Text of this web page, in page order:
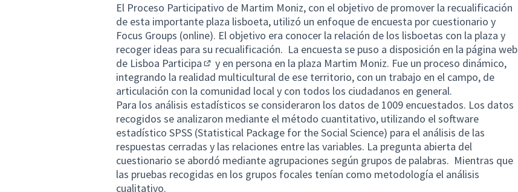
El Proceso Participativo de Martim Moniz, con el objetivo de promover la recualificación
de esta importante plaza lisboeta, utilizó un enfoque de encuesta por cuestionario y
Focus Groups (online). El objetivo era conocer la relación de los lisboetas con la plaza y
recoger ideas para su recualificación. La encuesta se puso a disposición en la página web
de Lisboa Participa
(Enlace externo)
y en persona en la plaza Martim Moniz. Fue un proceso dinámico,
integrando la realidad multicultural de ese territorio, con un trabajo en el campo, de
articulación con la comunidad local y con todos los ciudadanos en general.
Para los análisis estadísticos se consideraron los datos de 1009 encuestados. Los datos
recogidos se analizaron mediante el método cuantitativo, utilizando el software
estadístico SPSS (Statistical Package for the Social Science) para el análisis de las
respuestas cerradas y las relaciones entre las variables. La pregunta abierta del
cuestionario se abordó mediante agrupaciones según grupos de palabras. Mientras que
las pruebas recogidas en los grupos focales tenían como metodología el análisis
cualitativo.